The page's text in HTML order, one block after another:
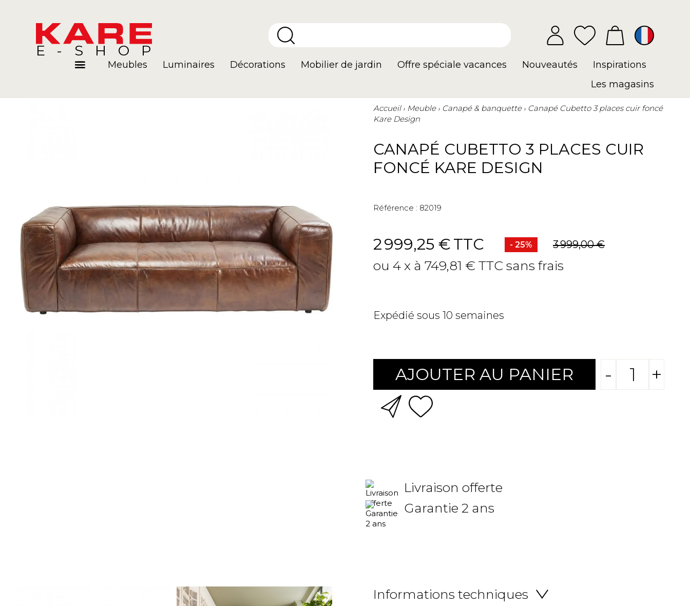
E-SHOP
Meubles Luminaires Décorations Mobilier de jardin Offre spéciale vacances Nouveautés
Inspirations
Les magasins
Accueil Meuble Canapé & banquette
Canapé Cubetto 3 places cuir foncé
Kare Design
CANAPÉ CUBETTO 3 PLACES CUIR
FONCÉ KARE DESIGN
Référence : 82019
2 999,25 €TTC - 25% 3 999,00 €
ou 4 x à 749,81 € TTC sans frais
Expédié sous 10 semaines
AJOUTER AU PANIER - +
Livraison offerte
Garantie 2 ans
Informations techniques